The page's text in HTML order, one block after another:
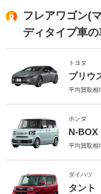
フレアワゴン(
ディタイプ車
トヨタ
プリウ
平均買取相
ホンダ
N-BOX
平均買取相
ダイハツ
タント